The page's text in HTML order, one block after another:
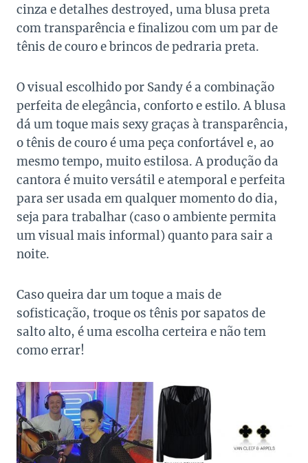
cinza e detalhes destroyed, uma blusa preta
com transparência e finalizou com um par de
tênis de couro e brincos de pedraria preta.
O visual escolhido por Sandy é a combinação
perfeita de elegância, conforto e estilo. A blusa
dá um toque mais sexy graças à transparência,
o tênis de couro é uma peça confortável e, ao
mesmo tempo, muito estilosa. A produção da
cantora é muito versátil e atemporal e perfeita
para ser usada em qualquer momento do dia,
seja para trabalhar (caso o ambiente permita
um visual mais informal) quanto para sair a
noite.
Caso queira dar um toque a mais de
sofisticação, troque os tênis por sapatos de
salto alto, é uma escolha certeira e não tem
como errar!